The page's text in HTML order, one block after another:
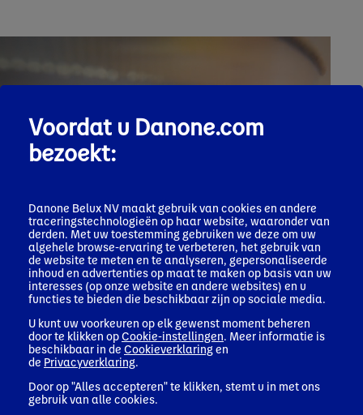
Voordat u Danone.com
bezoekt:
Danone Belux NV maakt gebruik van cookies en andere
traceringstechnologieën op haar website, waaronder van
derden. Met uw toestemming gebruiken we deze om uw
algehele browse-ervaring te verbeteren, het gebruik van
de website te meten en te analyseren, gepersonaliseerde
inhoud en advertenties op maat te maken op basis van uw
interesses (op onze website en andere websites) en u
functies te bieden die beschikbaar zijn op sociale media.
U kunt uw voorkeuren op elk gewenst moment beheren
door te klikken opCookie-instellingen. Meer informatie is
beschikbaar in de Cookieverklaring en
de Privacyverklaring.
Door op "Alles accepteren" te klikken, stemt u in met ons
gebruik van alle cookies.